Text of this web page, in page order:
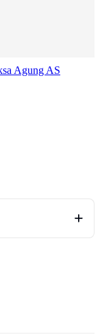
Agung AS